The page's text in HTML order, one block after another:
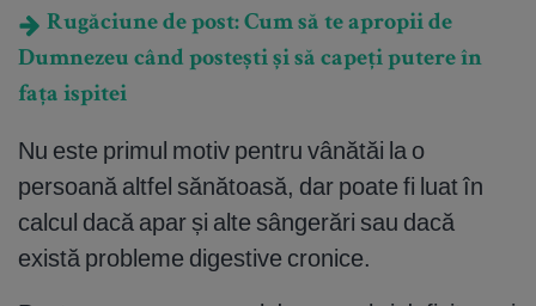
Rugăciune de post: Cum să te apropii de
Dumnezeu când postești și să capeți putere în
fața ispitei
Nu este primul motiv pentru vânătăi la o
persoană altfel sănătoasă, dar poate fi luat în
calcul dacă apar și alte sângerări sau dacă
există probleme digestive cronice.